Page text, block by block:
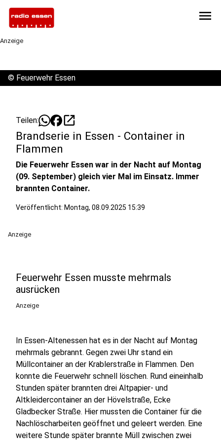
menu
Anzeige
© Feuerwehr Essen
Teilen: open_in_new
Brandserie in Essen - Container in
Flammen
Die Feuerwehr Essen war in der Nacht auf Montag
(09. September) gleich vier Mal im Einsatz. Immer
brannten Container.
Veröffentlicht: Montag, 08.09.2025 15:39
Anzeige
Feuerwehr Essen musste mehrmals
ausrücken
Anzeige
In Essen-Altenessen hat es in der Nacht auf Montag
mehrmals gebrannt. Gegen zwei Uhr stand ein
Müllcontainer an der Krablerstraße in Flammen. Den
konnte die Feuerwehr schnell löschen. Rund eineinhalb
Stunden später brannten drei Altpapier- und
Altkleidercontainer an der Hövelstraße, Ecke
Gladbecker Straße. Hier mussten die Container für die
Nachlöscharbeiten geöffnet und geleert werden. Eine
weitere Stunde später brannte Müll zwischen zwei